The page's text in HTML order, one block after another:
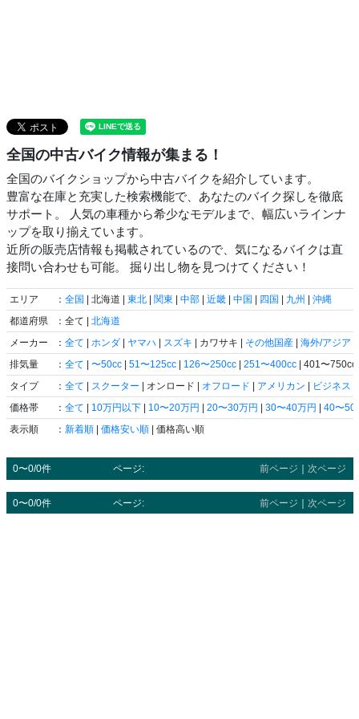
全国の中古バイク情報が集まる！
全国のバイクショップから中古バイクを紹介しています。
豊富な在庫と充実した検索機能で、あなたのバイク探しを徹底
サポート。 人気の車種から希少なモデルまで、幅広いラインナ
ップを取り揃えています。
近所の販売店情報も掲載されているので、気になるバイクは直
接問い合わせも可能。 掘り出し物を見つけてください！
エリア ： 全国 | 北海道 | 東北 | 関東 | 中部 | 近畿 | 中国 | 四国 | 九州 | 沖縄
都道府県
：全て | 北海道
メーカー
： 全て | ホンダ | ヤマハ | スズキ | カワサキ | その他国産 | 海外/アジア
排気量
： 全て | 〜50cc | 51〜125cc | 126〜250cc | 251〜400cc | 401〜
タイプ
： 全て | スクーター | オンロード | オフロード | アメリカン | ビジネス
価格帯
： 全て | 10万円以下 | 10〜20万円 | 20〜30万円 | 30〜40万円 | 40〜50
表示順
： 新着順 | 価格安い順 | 価格高い順
0〜0/0件 ページ: 前ページ 次ページ
0〜0/0件 ページ: 前ページ ｜ 次ページ